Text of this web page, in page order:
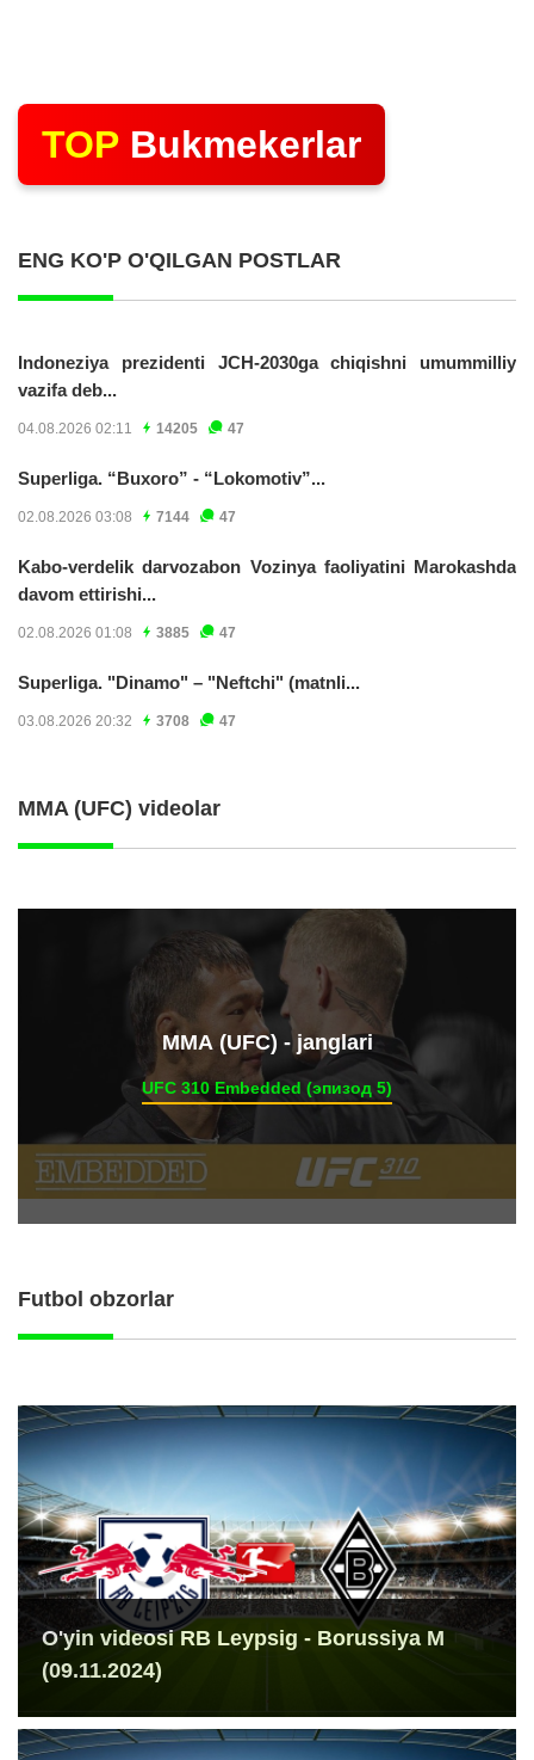
TOP Bukmekerlar
ENG KO'P O'QILGAN POSTLAR
Indoneziya prezidenti JCH-2030ga chiqishni umummilliy
vazifa deb...
04.08.2026 02:11 14205 47
Superliga. “Buxoro” - “Lokomotiv”...
02.08.2026 03:08 7144 47
Kabo-verdelik darvozabon Vozinya faoliyatini Marokashda
davom ettirishi...
02.08.2026 01:08 3885 47
Superliga. "Dinamo" – "Neftchi" (matnli...
03.08.2026 20:32 3708 47
MMA (UFC) videolar
ММА (UFC) - janglari
UFC 310 Embedded (эпизод 5)
Futbol obzorlar
O'yin videosi RB Leypsig - Borussiya M
(09.11.2024)